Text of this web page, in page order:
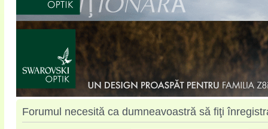
Forumul necesită ca dumneavoastră să fiţi